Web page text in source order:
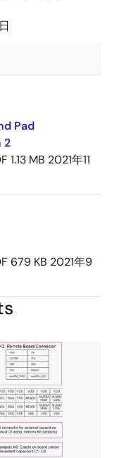
Pad
2
1.13 MB 2021年11
679 KB 2021年9